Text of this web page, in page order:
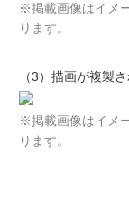
※掲載画像はイメ
ります。
（3）描画が複製さ
※掲載画像はイメ
ります。